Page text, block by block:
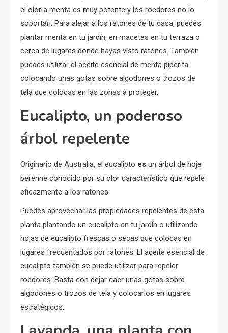
el olor a menta es muy potente y los roedores no lo
soportan. Para alejar a los ratones de tu casa, puedes
plantar menta en tu jardín, en macetas en tu terraza o
cerca de lugares donde hayas visto ratones. También
puedes utilizar el aceite esencial de menta piperita
colocando unas gotas sobre algodones o trozos de
tela que colocas en las zonas a proteger.
Eucalipto, un poderoso
árbol repelente
Originario de Australia, el eucalipto es un árbol de hoja
perenne conocido por su olor característico que repele
eficazmente a los ratones.
Puedes aprovechar las propiedades repelentes de esta
planta plantando un eucalipto en tu jardín o utilizando
hojas de eucalipto frescas o secas que colocas en
lugares frecuentados por ratones. El aceite esencial de
eucalipto también se puede utilizar para repeler
roedores. Basta con dejar caer unas gotas sobre
algodones o trozos de tela y colocarlos en lugares
estratégicos.